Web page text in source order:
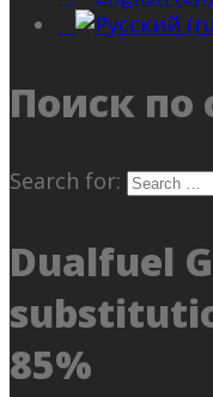
Поиск по
Search for:
Dualfuel
85%